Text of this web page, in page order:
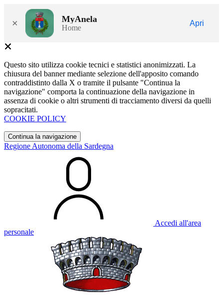
× MyAnela
Home
Apri
Questo sito utilizza cookie tecnici e statistici anonimizzati. La
chiusura del banner mediante selezione dell'apposito comando
contraddistinto dalla X o tramite il pulsante "Continua la
navigazione" comporta la continuazione della navigazione in
assenza di cookie o altri strumenti di tracciamento diversi da quelli
sopracitati.
COOKIE POLICY
Continua la navigazione
Regione Autonoma della Sardegna
Accedi all'area
personale